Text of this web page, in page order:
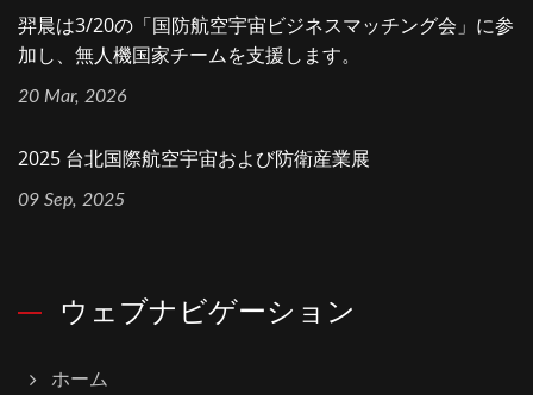
羿晨は3/20の「国防航空宇宙ビジネスマッチング会」に参
加し、無人機国家チームを支援します。
20 Mar, 2026
2025 台北国際航空宇宙および防衛産業展
09 Sep, 2025
ウェブナビゲーション
ホーム